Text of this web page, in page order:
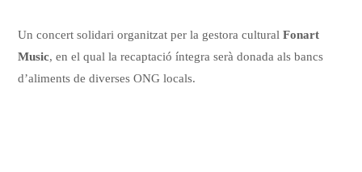
Un concert solidari organitzat per la gestora culturalFonart
Music, en el qual la recaptació íntegra serà donada als bancs
d’aliments de diverses ONG locals.